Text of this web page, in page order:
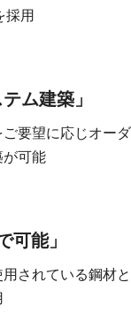
採用
ム建築」
ご要望に応じオーダ
が可能
可能」
用されている鋼材と